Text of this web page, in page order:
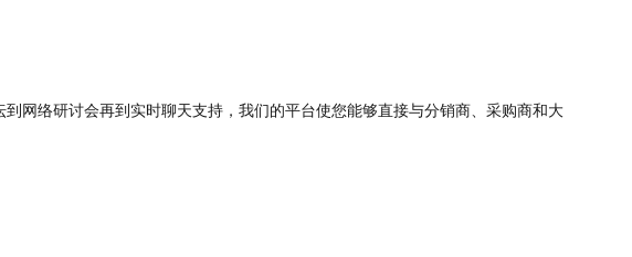
网络研讨会再到实时聊天支持，我们的平台使您能够直接与分销商、采购商和大